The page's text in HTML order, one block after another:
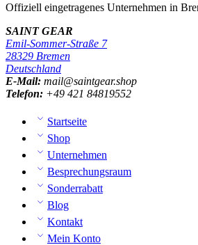
Offiziell eingetragenes Unternehmen in
SAINT GEAR
Emil-Sommer-Straße 7
28329 Bremen
Deutschland
E-Mail: mail@saintgear.shop
Telefon: +49 421 84819552
Startseite
Shop
Unternehmen
Besprechungsraum
Sonderrabatt
Blog
Kontakt
Mein Konto